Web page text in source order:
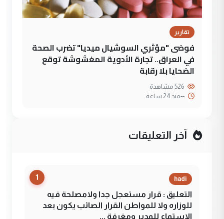
تقارير
فوضى "مؤثري السوشيال ميديا" تضرب الصحة
في العراق.. تجارة الأدوية المغشوشة توقع
الضحايا بلا رقابة
--منذ 24 ساعة
آخر التعليقات
1 hadi
التعليق : قرار مستعجل جدا ولامصلحة فيه
للوزاره ولا للمواطن القرار الصائب يكون بعد
الاستماع للمدير ومغرفة ...